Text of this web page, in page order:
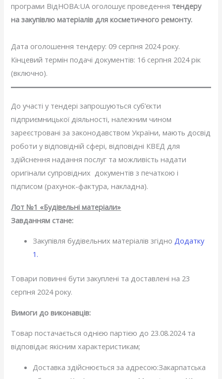
програми ВідНОВА:UA оголошує проведення тендеру
на закупівлю матеріалів для косметичного ремонту.
Дата оголошення тендеру: 09 серпня 2024 року.
Кінцевий термін подачі документів: 16 серпня 2024 рік
(включно).
До участі у тендері запрошуються суб’єкти
підприємницької діяльності, належним чином
зареєстровані за законодавством України, мають досвід
роботи у відповідній сфері, відповідні КВЕД для
здійснення надання послуг та можливість надати
оригінали супровідних документів з печаткою і
підписом (рахунок-фактура, накладна).
Лот №1 «Будівельні матеріали»
Завданням стане:
Закупівля будівельних матеріалів згідно Додатку
1.
Товари повинні бути закуплені та доставлені на 23
серпня 2024 року.
Вимоги до виконавців:
Товар постачається однією партією до 23.08.2024 та
відповідає якісним характеристикам;
Доставка здійснюється за адресою:Закарпатська